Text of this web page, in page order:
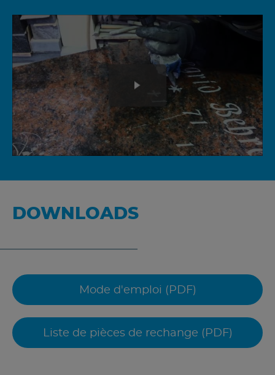
DOWNLOADS
Mode d'emploi (PDF)
Liste de pièces de rechange (PDF)